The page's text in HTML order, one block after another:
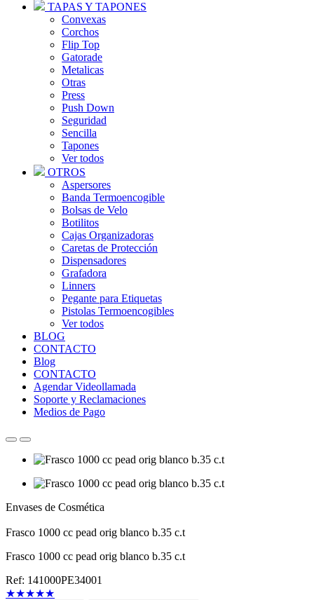
TAPAS Y TAPONES
Convexas
Corchos
Flip Top
Gatorade
Metalicas
Otras
Press
Push Down
Seguridad
Sencilla
Tapones
Ver todos
OTROS
Aspersores
Banda Termoencogible
Bolsas de Velo
Botilitos
Cajas Organizadoras
Caretas de Protección
Dispensadores
Grafadora
Linners
Pegante para Etiquetas
Pistolas Termoencogibles
Ver todos
BLOG
CONTACTO
Blog
CONTACTO
Agendar Videollamada
Soporte y Reclamaciones
Medios de Pago
Envases de Cosmética
Frasco 1000 cc pead orig blanco b.35 c.t
Frasco 1000 cc pead orig blanco b.35 c.t
Ref: 141000PE34001
★★★★★